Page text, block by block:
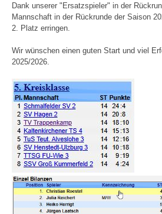
Dank unserer "Ersatzspieler" in der
Mannschaft in der Rückrunde der Saison
2. Platz erringen.
Wir wünschen einen guten Start und viel
2025/2026.